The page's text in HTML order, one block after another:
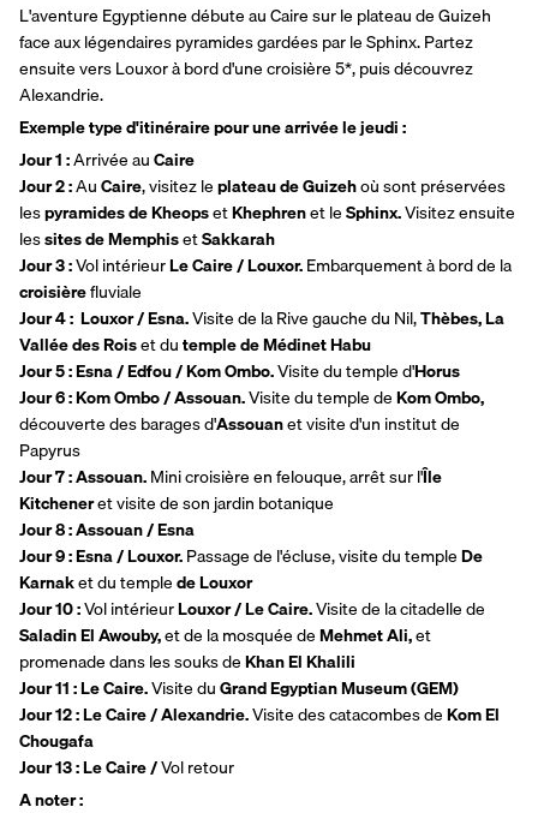
L'aventure Egyptienne débute au Caire sur le plateau de Guizeh
face aux légendaires pyramides gardées par le Sphinx. Partez
ensuite vers Louxor à bord d'une croisière 5*, puis découvrez
Alexandrie.
Exemple type d'itinéraire pour une arrivée le jeudi :
Jour 1 : Arrivée au Caire
Jour 2 : Au Caire, visitez le plateau de Guizeh où sont préservées
les pyramides de Kheops et Khephren et le Sphinx. Visitez ensuite
les sites de Memphis et Sakkarah
Jour 3 : Vol intérieur Le Caire / Louxor.
croisière fluviale
Jour 4 :  Louxor / Esna. Visite de la Rive gauche du Nil, Thèbes, La
Vallée des Rois et du temple de Médinet Habu
Jour 5 : Esna / Edfou / Kom Ombo. Visite du temple d'Horus
Jour 6 : Kom Ombo / Assouan. Visite du temple de
découverte des barages d'Assouan et visite d'un institut de
Papyrus
Jour 7 : Assouan. Mini croisière en felouque, arrêt sur l'Île
Kitchener et visite de son jardin botanique
Jour 8 : Assouan / Esna
Jour 9 : Esna / Louxor. Passage de l'écluse, visite du temple De
Karnak et du temple de Louxor
Jour 10 : Vol intérieur Louxor / Le Caire.
Saladin El Awouby, et de la mosquée de Mehmet Ali, et
promenade dans les souks de Khan El Khalili
Jour 11 : Le Caire. Visite du Grand Egyptian Museum (GEM)
Jour 12 : Le Caire / Alexandrie. Visite des catacombes de Kom El
Chougafa
Jour 13 : Le Caire / Vol retour
A noter :